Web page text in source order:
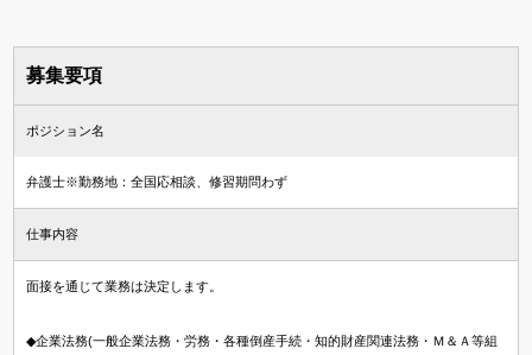
募集要項
ポジション名
弁護士※勤務地：全国応相談、修習期問わず
仕事内容
面接を通じて業務は決定します。
◆企業法務(一般企業法務・労務・各種倒産手続・知的財産関連法務・Ｍ＆Ａ等組